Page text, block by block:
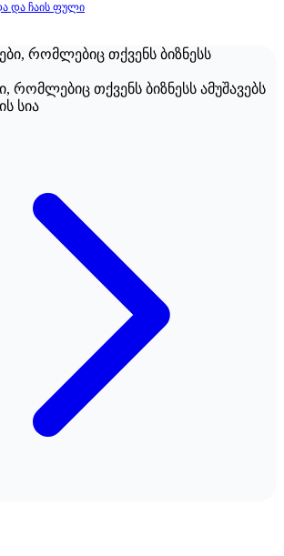
და ჩაის ფული
რომლებიც თქვენს ბიზნესს ამუშავებს
სია